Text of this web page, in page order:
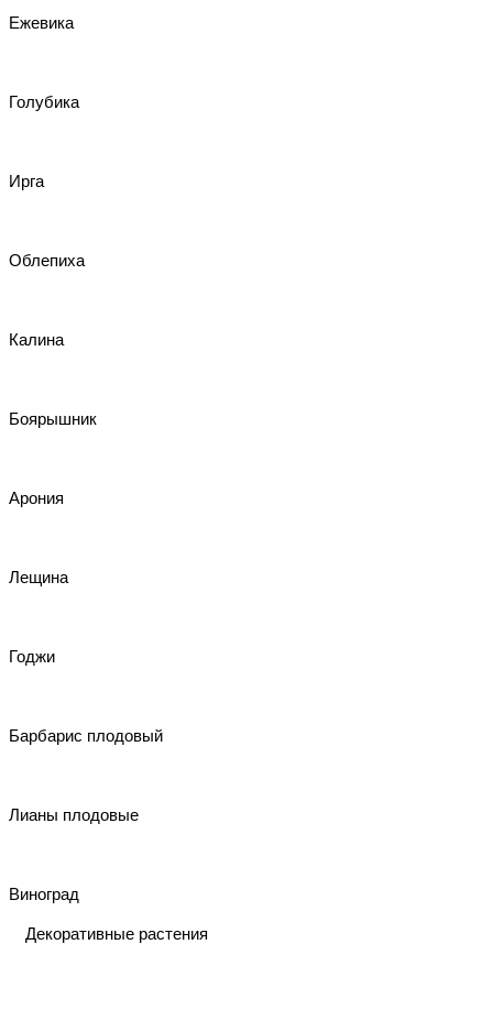
Ежевика
Голубика
Ирга
Облепиха
Калина
Боярышник
Арония
Лещина
Годжи
Барбарис плодовый
Лианы плодовые
Виноград
Декоративные растения